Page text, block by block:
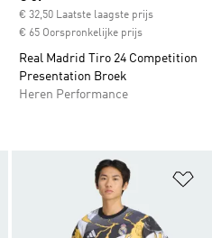
€ 32,50 Laatste laagste prijs
€ 65 Oorspronkelijke prijs
Real Madrid Tiro 24 Competition
Presentation Broek
Heren Performance
Op verlanglijst zetten